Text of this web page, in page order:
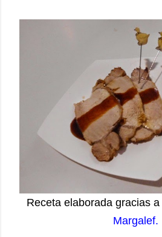
Receta elaborada gracias a
Margalef.